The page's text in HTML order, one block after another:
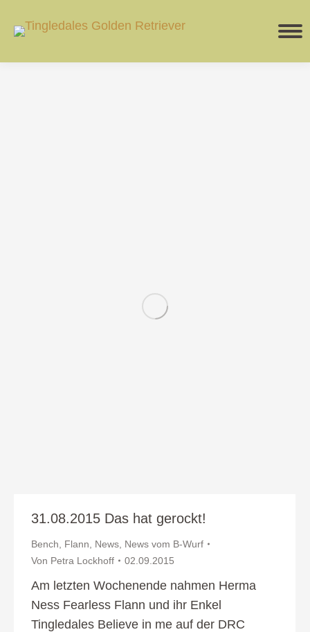
31.08.2015 Das hat gerockt!
Bench Flann News News vom B-Wurf
Von Petra Lockhoff 02.09.2015
Am letzten Wochenende nahmen Herma
Ness Fearless Flann und ihr Enkel
Tingledales Believe in me auf der DRC